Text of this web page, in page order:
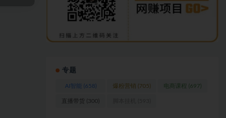
专题
AI智能 (658) 爆粉营销 (705) 电商课程 (697)
直播带货 (300)